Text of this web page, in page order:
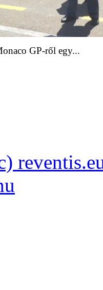
GP-ről egy...